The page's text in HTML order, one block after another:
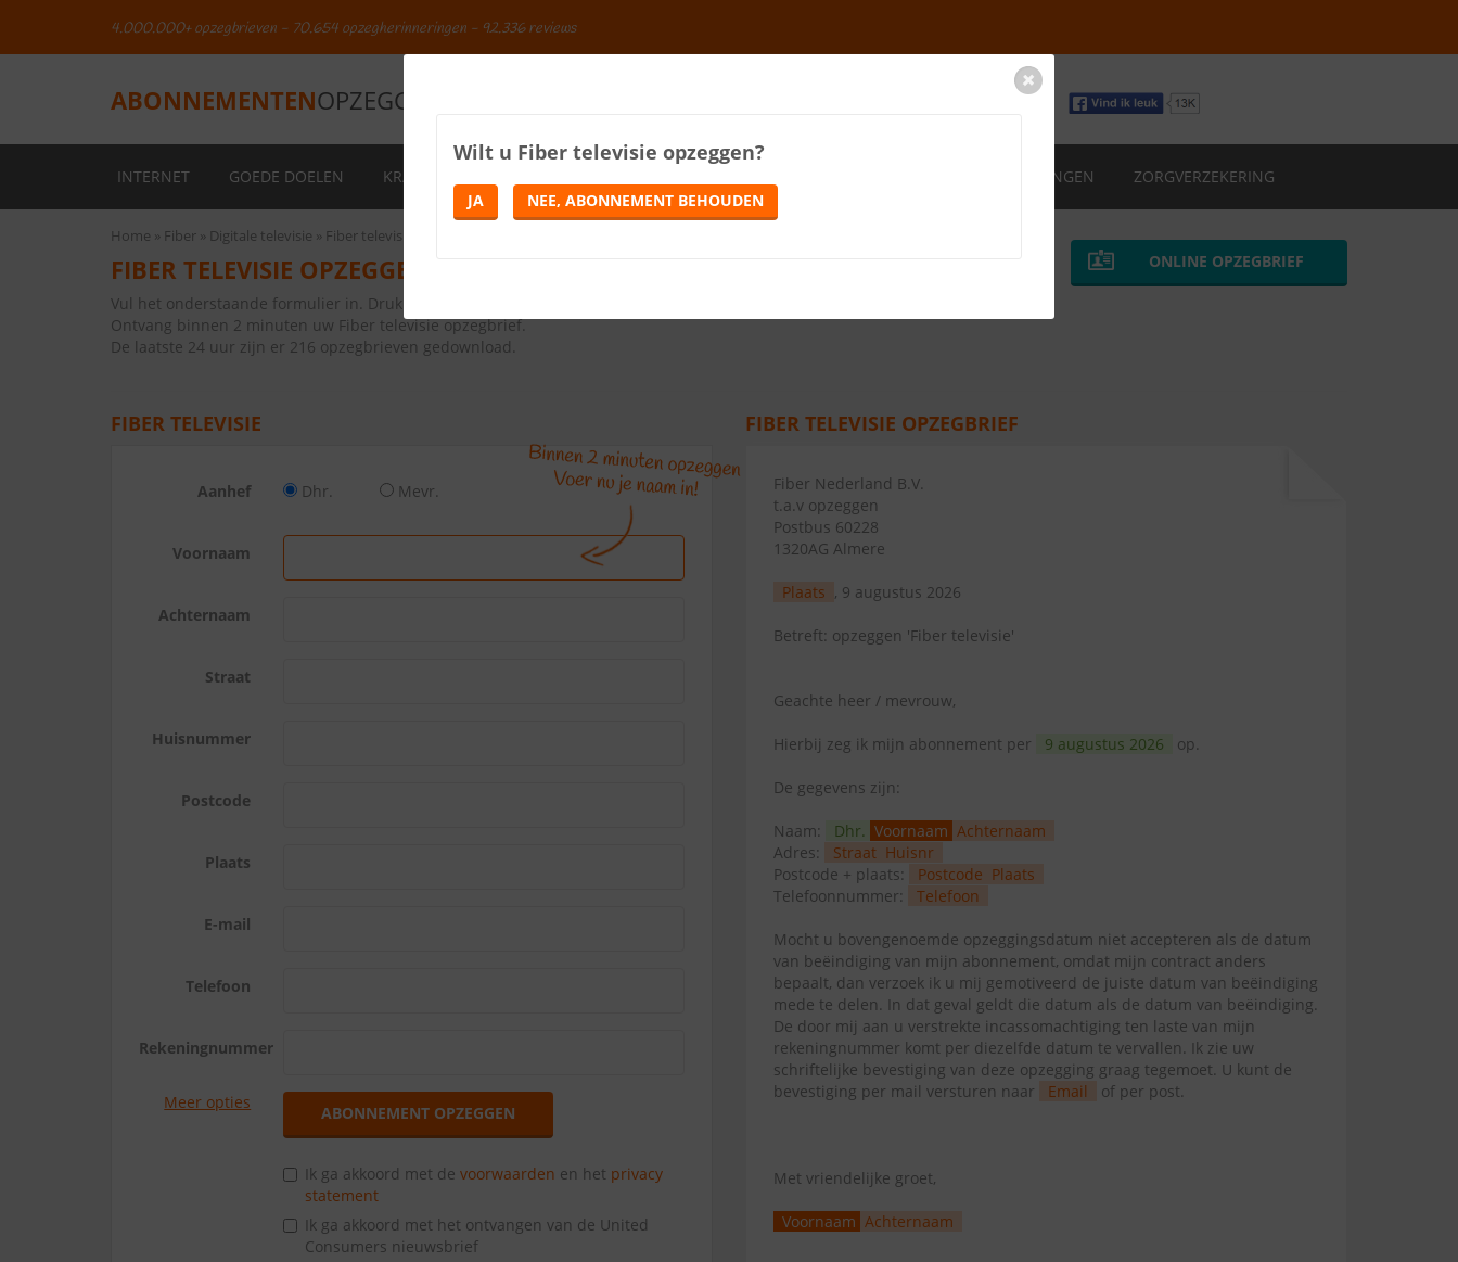
4.000.000+ opzegbrieven - 70.654 opzegherinneringen - 92.336 reviews
ABONNEMENTENOPZEGGEN.NL
INTERNET GOEDE DOELEN KRANTEN VERZEKERINGEN ZORGVERZEKERING
Home Fiber Digitale televisie Fiber televisie
FIBER TELEVISIE OPZEGGEN
Vul het onderstaande formulier in. Druk vervolgens op de knop Abonnement opzeggen.
Ontvang binnen 2 minuten uw Fiber televisie opzegbrief.
De laatste 24 uur zijn er 216 opzegbrieven gedownload.
ONLINE OPZEGBRIEF
FIBER TELEVISIE
Aanhef Dhr. Mevr.
Voornaam
Achternaam
Straat
Huisnummer
Postcode
Plaats
E-mail
Telefoon
Rekeningnummer
Meer opties
ABONNEMENT OPZEGGEN
Ik ga akkoord met devoorwaarden en het privacy
statement
Ik ga akkoord met het ontvangen van de United
Consumers nieuwsbrief
FIBER TELEVISIE OPZEGBRIEF
Fiber Nederland B.V.
t.a.v opzeggen
Postbus 60228
1320AG Almere
Plaats , 9 augustus 2026
Betreft: opzeggen 'Fiber televisie'
Geachte heer / mevrouw,
Hierbij zeg ik mijn abonnement per 9 augustus 2026 op.
De gegevens zijn:
Naam: Dhr. Voornaam Achternaam
Adres:
Straat Huisnr
Postcode + plaats:
Postcode Plaats
Telefoonnummer:
Telefoon
Mocht u bovengenoemde opzeggingsdatum niet accepteren als de datum
van beëindiging van mijn abonnement, omdat mijn contract anders
bepaalt, dan verzoek ik u mij gemotiveerd de juiste datum van beëindiging
mede te delen. In dat geval geldt die datum als de datum van beëindiging.
De door mij aan u verstrekte incassomachtiging ten laste van mijn
rekeningnummer komt per diezelfde datum te vervallen. Ik zie uw
schriftelijke bevestiging van deze opzegging graag tegemoet. U kunt de
bevestiging per mail versturen naar
Email of per post.
Met vriendelijke groet,
Voornaam Achternaam
Wilt u Fiber televisie opzeggen?
JA NEE, ABONNEMENT BEHOUDEN